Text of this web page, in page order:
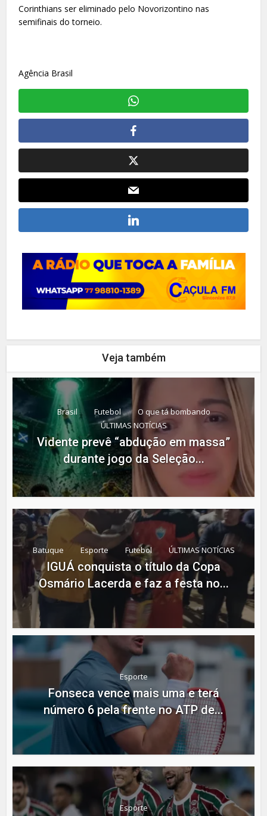
Corinthians ser eliminado pelo Novorizontino nas
semifinais do torneio.
Agência Brasil
Veja também
Brasil Futebol
O que tá bombando
ÚLTIMAS NOTÍCIAS
Vidente prevê “abdução em massa”
durante jogo da Seleção...
Batuque Esporte Futebol ÚLTIMAS NOTÍCIAS
IGUÁ conquista o título da Copa
Osmário Lacerda e faz a festa no...
Esporte
Fonseca vence mais uma e terá
número 6 pela frente no ATP de...
Esporte